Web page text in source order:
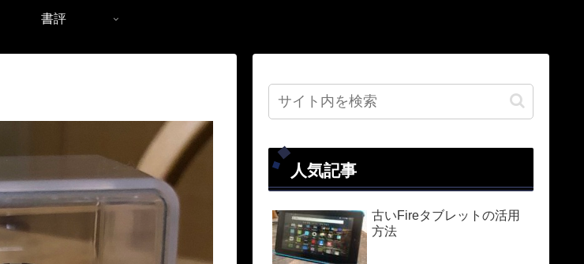
書評
人気記事
古いFireタブレットの活用
方法